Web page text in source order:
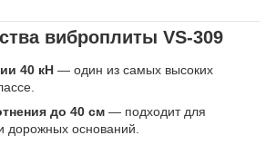
виброплиты VS-309
40 кН — один из самых высоких
до 40 см — подходит для
оснований.